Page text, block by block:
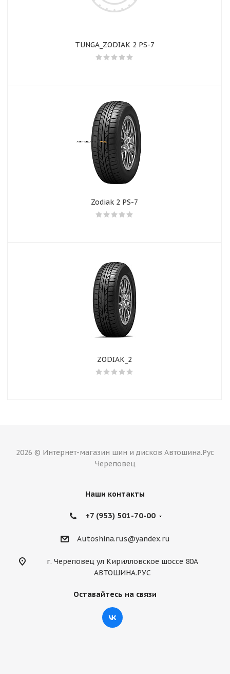
TUNGA_ZODIAK 2 PS-7
Zodiak 2 PS-7
ZODIAK_2
2026 © Интернет-магазин шин и дисков Автошина.Рус
Череповец
Наши контакты
+7 (953) 501-70-00
Autoshina.rus@yandex.ru
г. Череповец ул Кирилловское шоссе 80А
АВТОШИНА.РУС
Оставайтесь на связи